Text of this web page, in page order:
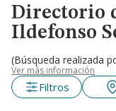
Directorio
Ildefonso
(Búsqueda realizada
Ver más información
Filtros